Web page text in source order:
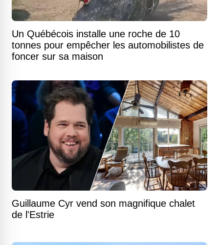
Un Québécois installe une roche de 10
tonnes pour empêcher les automobilistes de
foncer sur sa maison
Guillaume Cyr vend son magnifique chalet
de l'Estrie